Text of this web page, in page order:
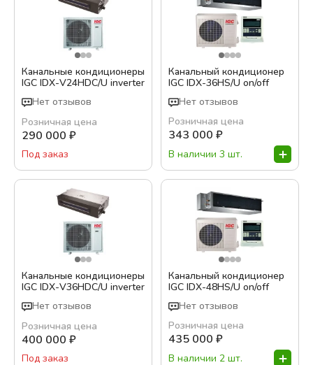
Уровень шума внутреннего блока, дБ
Тихий сон / Ночной режим
Да
Подробная фильтрация
Показать варианты
Канальные кондиционеры
IGC IDХ-V24HDC/U inverter
Нет отзывов
Розничная цена
290 000 ₽
Под заказ
Канальный кондиционер
IGC IDX-36HS/U on/off
Нет отзывов
Розничная цена
343 000 ₽
В наличии 3 шт.
Канальные кондиционеры
IGC IDХ-V36HDC/U inverter
Нет отзывов
Розничная цена
400 000 ₽
Под заказ
Канальный кондиционер
IGC IDX-48HS/U on/off
Нет отзывов
Розничная цена
435 000 ₽
В наличии 2 шт.